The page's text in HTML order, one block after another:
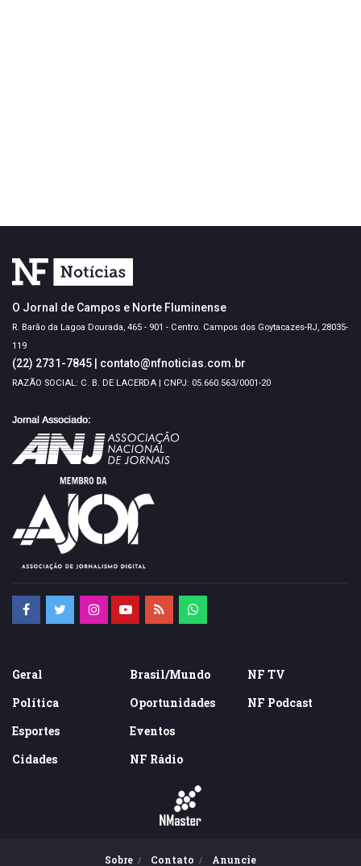
O Jornal de Campos e Norte Fluminense
R. Barão da Lagoa Dourada, 465 - 901 - Centro. Campos dos Goytacazes-RJ, 28035-
119
(22) 2731-7845 contato@nfnoticias.com.br
RAZÃO SOCIAL: C. B. DE LACERDA | CNPJ: 05.660.563/0001-20
Geral
Política
Esportes
Cidades
Brasil/Mundo
Oportunidades
Eventos
NF Rádio
NF TV
NF Podcast
Sobre Contato Anuncie